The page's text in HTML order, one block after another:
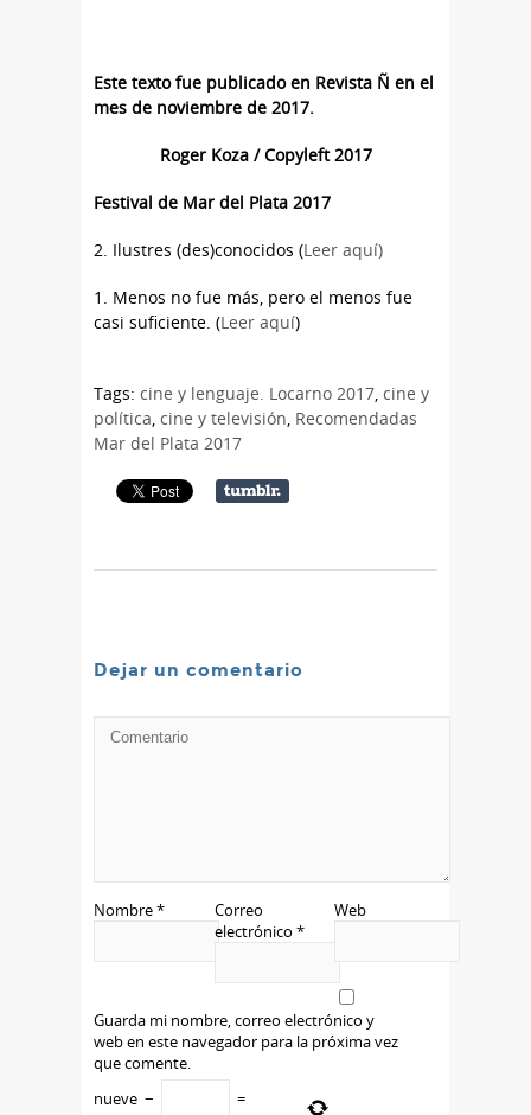
Este texto fue publicado en Revista Ñ en el
mes de noviembre de 2017.
Roger Koza / Copyleft 2017
Festival de Mar del Plata 2017
2. Ilustres (des)conocidos (Leer aquí)
1. Menos no fue más, pero el menos fue
casi suficiente. (Leer aquí)
Tags: cine y lenguaje. Locarno 2017 cine y
política cine y televisión Recomendadas
Mar del Plata 2017
Dejar un comentario
Nombre*
Correo
electrónico *
Web
Guarda mi nombre, correo electrónico y
web en este navegador para la próxima vez
que comente.
nueve − =